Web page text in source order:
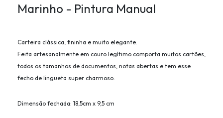
Marinho - Pintura Manual
Carteira clássica, fininha e muito elegante.
Feita artesanalmente em couro legítimo comporta muitos cartões,
todos os tamanhos de documentos, notas abertas e tem esse
fecho de lingueta super charmoso.
Dimensão fechada: 18,5cm x 9,5 cm